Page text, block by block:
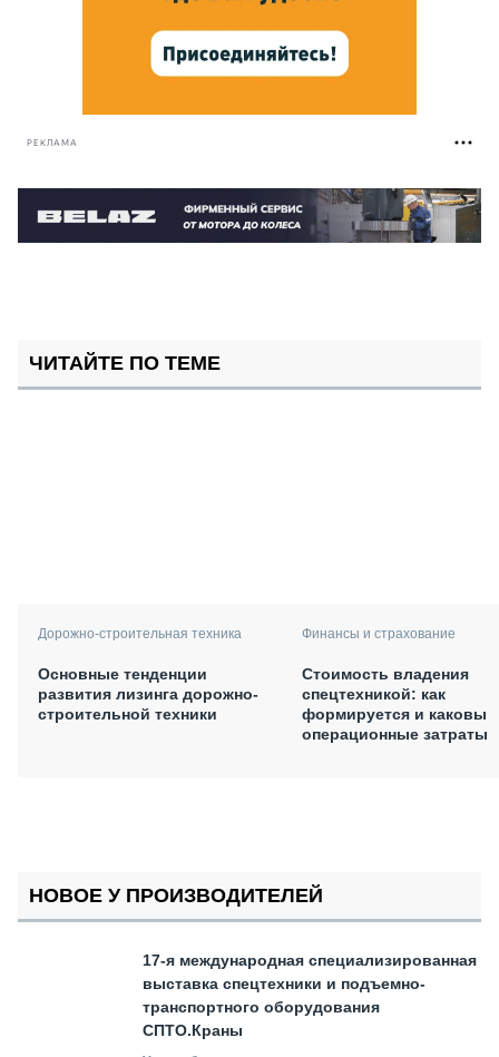
РЕКЛАМА
ЧИТАЙТЕ ПО ТЕМЕ
Дорожно-строительная техника
Основные тенденции
развития лизинга дорожно-
строительной техники
Финансы и страхование
Стоимость владения
спецтехникой: как
формируется и каковы
операционные затраты
НОВОЕ У ПРОИЗВОДИТЕЛЕЙ
17-я международная специализированная
выставка спецтехники и подъемно-
транспортного оборудования
СПТО.Краны